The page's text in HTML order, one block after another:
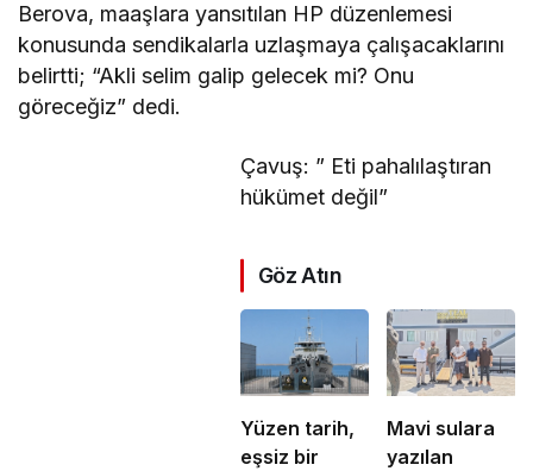
Berova, maaşlara yansıtılan HP düzenlemesi
konusunda sendikalarla uzlaşmaya çalışacaklarını
belirtti; “Akli selim galip gelecek mi? Onu
göreceğiz” dedi.
Çavuş: ” Eti pahalılaştıran
hükümet değil”
Göz Atın
Yüzen tarih,
eşsiz bir
Mavi sulara
yazılan